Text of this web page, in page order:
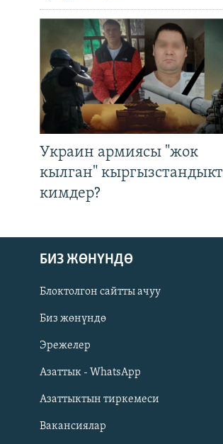
Русский
ОНЛАЙН ШЕРИНЕ
Украин армиясы "жок
кылган"
кимдер?
БИЗ ЖӨНҮНДӨ
Блоктолгон сайтты ачуу
Биз жөнүндө
Эрежелер
Азаттык - WhatsApp
Азаттыктын тиркемеси
Вакансиялар